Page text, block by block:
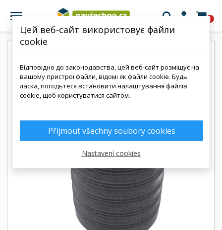
 0
Цей веб-сайт використовує файли
cookie
Відповідно до законодавства, цей веб-сайт розміщує на
вашому пристрої файли, відомі як файли cookie. Будь
ласка, погодьтеся встановити налаштування файлів
cookie, щоб користуватися сайтом.
Přijmout všechny soubory cookies
Nastavení cookies